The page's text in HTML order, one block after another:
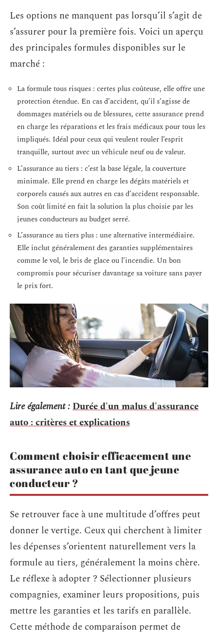
Les options ne manquent pas lorsqu’il s’agit de
s’assurer pour la première fois. Voici un aperçu
des principales formules disponibles sur le
marché :
La formule tous risques : certes plus coûteuse, elle offre une
protection étendue. En cas d’accident, qu’il s’agisse de
dommages matériels ou de blessures, cette assurance prend
en charge les réparations et les frais médicaux pour tous les
impliqués. Idéal pour ceux qui veulent rouler l’esprit
tranquille, surtout avec un véhicule neuf ou de valeur.
L’assurance au tiers : c’est la base légale, la couverture
minimale. Elle prend en charge les dégâts matériels et
corporels causés aux autres en cas d’accident responsable.
Son coût limité en fait la solution la plus choisie par les
jeunes conducteurs au budget serré.
L’assurance au tiers plus : une alternative intermédiaire.
Elle inclut généralement des garanties supplémentaires
comme le vol, le bris de glace ou l’incendie. Un bon
compromis pour sécuriser davantage sa voiture sans payer
le prix fort.
Lire également :Durée d'un malus d'assurance
auto : critères et explications
Comment choisir efficacement une
assurance auto en tant que jeune
conducteur ?
Se retrouver face à une multitude d’offres peut
donner le vertige. Ceux qui cherchent à limiter
les dépenses s’orientent naturellement vers la
formule au tiers, généralement la moins chère.
Le réflexe à adopter ? Sélectionner plusieurs
compagnies, examiner leurs propositions, puis
mettre les garanties et les tarifs en parallèle.
Cette méthode de comparaison permet de